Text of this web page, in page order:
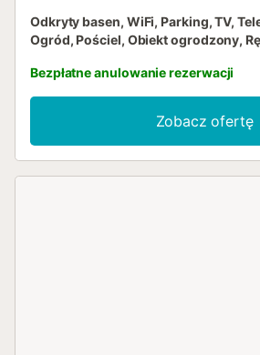
Odkryty basen, WiFi, Parking, TV,
Ogród, Pościel, Obiekt ogrodzony,
Bezpłatne anulowanie rezerwacji
Zobacz ofertę